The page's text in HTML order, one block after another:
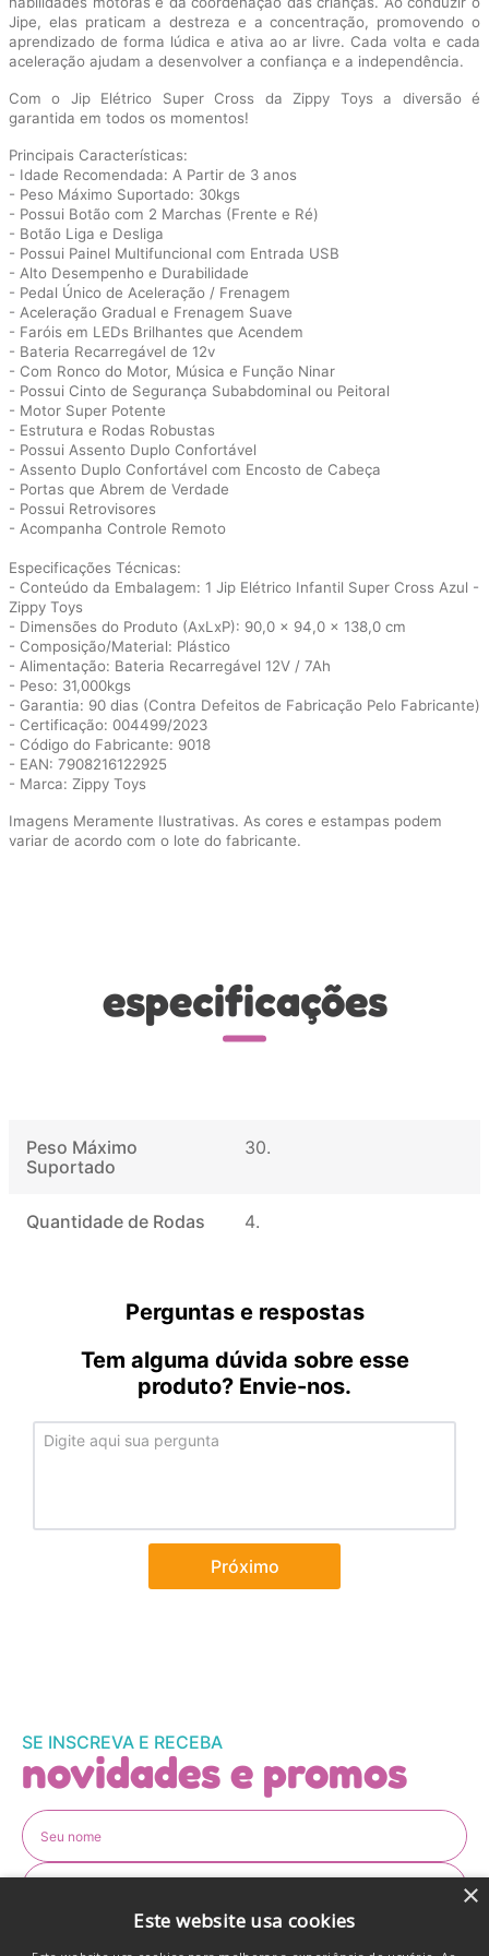
Jipe, elas praticam a destreza e a concentração, promovendo o
aprendizado de forma lúdica e ativa ao ar livre. Cada volta e cada
aceleração ajudam a desenvolver a confiança e a independência.
Com o Jip Elétrico Super Cross da Zippy Toys a diversão é
garantida em todos os momentos!
Principais Características:
- Idade Recomendada: A Partir de 3 anos
- Peso Máximo Suportado: 30kgs
- Possui Botão com 2 Marchas (Frente e Ré)
- Botão Liga e Desliga
- Possui Painel Multifuncional com Entrada USB
- Alto Desempenho e Durabilidade
- Pedal Único de Aceleração / Frenagem
- Aceleração Gradual e Frenagem Suave
- Faróis em LEDs Brilhantes que Acendem
- Bateria Recarregável de 12v
- Com Ronco do Motor, Música e Função Ninar
- Possui Cinto de Segurança Subabdominal ou Peitoral
- Motor Super Potente
- Estrutura e Rodas Robustas
- Possui Assento Duplo Confortável
- Assento Duplo Confortável com Encosto de Cabeça
- Portas que Abrem de Verdade
- Possui Retrovisores
- Acompanha Controle Remoto
Especificações Técnicas:
- Conteúdo da Embalagem: 1 Jip Elétrico Infantil Super Cross Azul -
Zippy Toys
- Dimensões do Produto (AxLxP): 90,0 x 94,0 x 138,0 cm
- Composição/Material: Plástico
- Alimentação: Bateria Recarregável 12V / 7Ah
- Peso: 31,000kgs
- Garantia: 90 dias (Contra Defeitos de Fabricação Pelo Fabricante)
- Certificação: 004499/2023
- Código do Fabricante: 9018
- EAN: 7908216122925
- Marca: Zippy Toys
Imagens Meramente Ilustrativas. As cores e estampas podem
variar de acordo com o lote do fabricante.
especificações
Peso Máximo
Suportado
30
Quantidade de Rodas 4
Perguntas e respostas
Tem alguma dúvida sobre esse
produto? Envie-nos.
Próximo
SE INSCREVA E RECEBA
novidades e promos
×
Este website usa cookies